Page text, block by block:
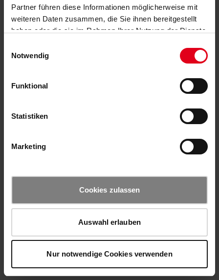
Partner führen diese Informationen möglicherweise mit
weiteren Daten zusammen, die Sie ihnen bereitgestellt
haben oder die sie im Rahmen Ihrer Nutzung der Dienste
Notwendig
Funktional
Statistiken
Marketing
Cookies zulassen
Auswahl erlauben
Nur notwendige Cookies verwenden